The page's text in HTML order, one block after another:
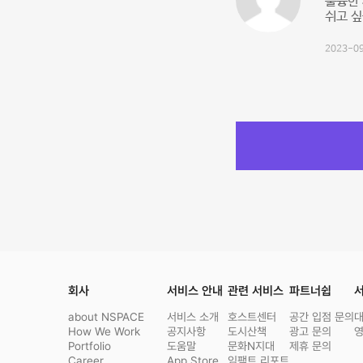
쉬고
2023-
회사
about NSPACE
How We Work
Portfolio
서비스 안내
서비스 소개
공지사항
도움말
관련 서비스
호스트센터
도시산책
문화N지대
파트너쉽
공간 입점 문의
광고 문의
제휴 문의